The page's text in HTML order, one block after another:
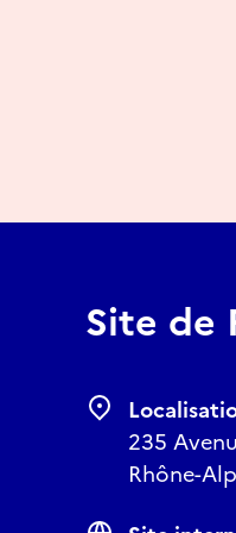
Site de
235
Rhône-